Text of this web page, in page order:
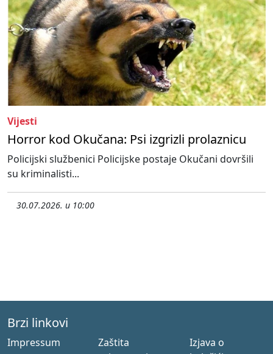
Vijesti
Horror kod Okučana: Psi izgrizli prolaznicu
Policijski službenici Policijske postaje Okučani dovršili
su kriminalisti...
30.07.2026. u 10:00
Brzi linkovi
Impressum
Zaštita
Izjava o